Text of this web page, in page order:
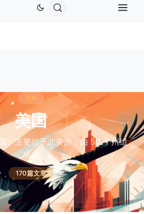
TetherUSDT ↑0.00% BNB
美国
）主要位于北美洲，由 50 个州组
成。
170篇文章